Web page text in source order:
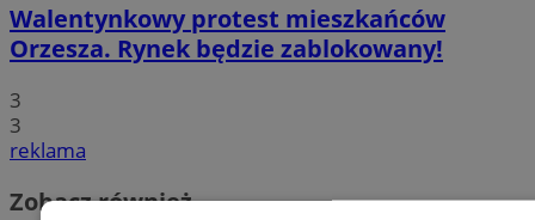
Walentynkowy protest mieszkańców
Orzesza. Rynek będzie zablokowany!
3
3
reklama
Zobacz również